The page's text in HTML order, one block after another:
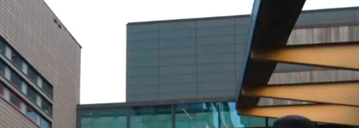
Over ons
Nieuws & Agenda
Contact